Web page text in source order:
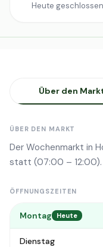
Heute geschlossen
Über den
ÜBER DEN MARKT
Der Wochenmarkt in
statt (07:00 – 12:00).
ÖFFNUNGSZEITEN
Montag Heute
Dienstag